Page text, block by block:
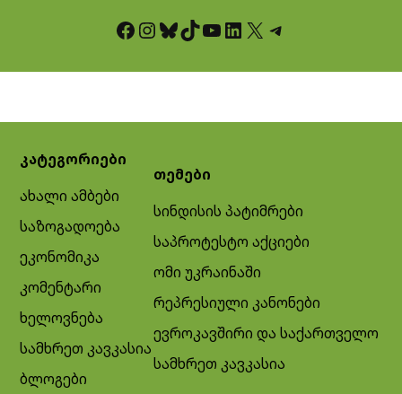
Facebook InstagramBluesky TikTok YouTube LinkedIn X Telegram
კატეგორიები
ახალი ამბები
საზოგადოება
ეკონომიკა
კომენტარი
ხელოვნება
სამხრეთ კავკასია
ბლოგები
თემები
სინდისის პატიმრები
საპროტესტო აქციები
ომი უკრაინაში
რეპრესიული კანონები
ევროკავშირი და საქართველო
სამხრეთ კავკასია